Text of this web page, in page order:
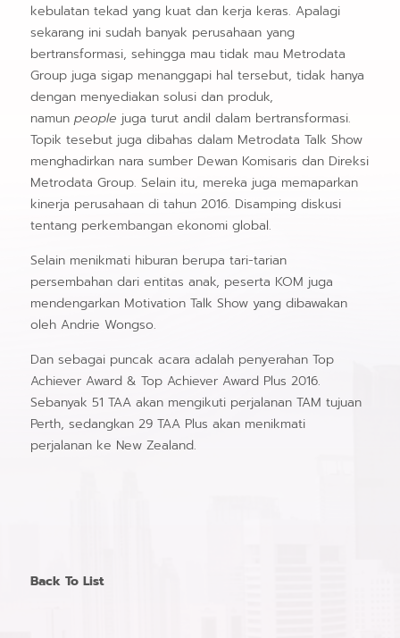
kebulatan tekad yang kuat dan kerja keras. Apalagi
sekarang ini sudah banyak perusahaan yang
bertransformasi, sehingga mau tidak mau Metrodata
Group juga sigap menanggapi hal tersebut, tidak hanya
dengan menyediakan solusi dan produk,
namun people juga turut andil dalam bertransformasi.
Topik tesebut juga dibahas dalam Metrodata Talk Show
menghadirkan nara sumber Dewan Komisaris dan Direksi
Metrodata Group. Selain itu, mereka juga memaparkan
kinerja perusahaan di tahun 2016. Disamping diskusi
tentang perkembangan ekonomi global.
Selain menikmati hiburan berupa tari-tarian
persembahan dari entitas anak, peserta KOM juga
mendengarkan Motivation Talk Show yang dibawakan
oleh Andrie Wongso.
Dan sebagai puncak acara adalah penyerahan Top
Achiever Award & Top Achiever Award Plus 2016.
Sebanyak 51 TAA akan mengikuti perjalanan TAM tujuan
Perth, sedangkan 29 TAA Plus akan menikmati
perjalanan ke New Zealand.
Back To List